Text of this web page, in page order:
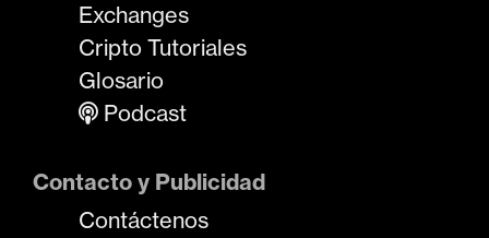
Exchanges
Cripto Tutoriales
Glosario
Podcast
Contacto y Publicidad
Contáctenos